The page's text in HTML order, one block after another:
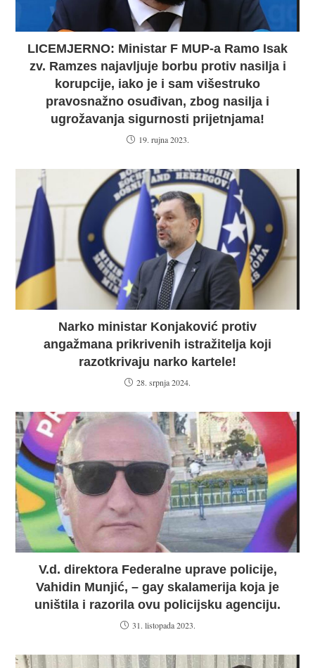
LICEMJERNO: Ministar F MUP-a Ramo Isak
zv. Ramzes najavljuje borbu protiv nasilja i
korupcije, iako je i sam višestruko
pravosnažno osuđivan, zbog nasilja i
ugrožavanja sigurnosti prijetnjama!
19. rujna 2023.
Narko ministar Konjaković protiv
angažmana prikrivenih istražitelja koji
razotkrivaju narko kartele!
28. srpnja 2024.
V.d. direktora Federalne uprave policije,
Vahidin Munjić, – gay skalamerija koja je
uništila i razorila ovu policijsku agenciju.
31. listopada 2023.